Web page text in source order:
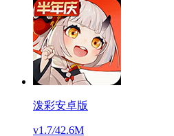
泼彩安卓版
v1.7/42.6M